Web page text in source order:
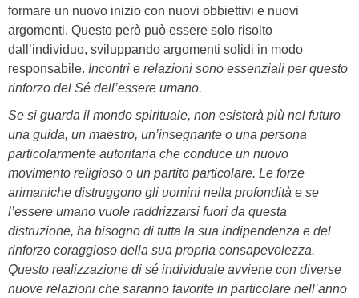
formare un nuovo inizio con nuovi obbiettivi e nuovi
argomenti. Questo però può essere solo risolto
dall’individuo, sviluppando argomenti solidi in modo
responsabile. Incontri e relazioni sono essenziali per questo
rinforzo del Sé dell’essere umano.
Se si guarda il mondo spirituale, non esisterà più nel futuro
una guida, un maestro, un’insegnante o una persona
particolarmente autoritaria che conduce un nuovo
movimento religioso o un partito particolare. Le forze
arimaniche distruggono gli uomini nella profondità e se
l’essere umano vuole raddrizzarsi fuori da questa
distruzione, ha bisogno di tutta la sua indipendenza e del
rinforzo coraggioso della sua propria consapevolezza.
Questo realizzazione di sé individuale avviene con diverse
nuove relazioni che saranno favorite in particolare nell’anno